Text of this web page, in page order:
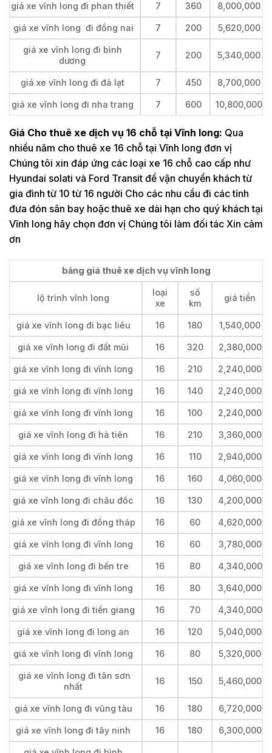
giá xe vĩnh long đi phan thiết 7 360 8,000,000
giá xe vĩnh long đi đồng nai 7 200 5,620,000
giá xe vĩnh long đi bình
dương
7 200 5,340,000
giá xe vĩnh long đi đà lạt 7 450 8,700,000
giá xe vĩnh long đi nha trang 7 600 10,800,000
Giá Cho thuê xe dịch vụ 16 chỗ tại Vĩnh long: Qua
nhiều năm cho thuê xe 16 chỗ tại Vĩnh long đơn vị
Chúng tôi xin đáp ứng các loại xe 16 chỗ cao cấp như
Hyundai solati và Ford Transit để vận chuyển khách từ
gia đình từ 10 từ 16 người Cho các nhu cầu đi các tỉnh
đưa đón sân bay hoặc thuê xe dài hạn cho quý khách tại
Vĩnh long hãy chọn đơn vị Chúng tôi làm đối tác Xin cảm
ơn
bảng giá thuê xe dịch vụ vĩnh long
lộ trình vĩnh long
loại
xe
số
km
giá tiền
giá xe vĩnh long đi bạc liêu 16 180 1,540,000
giá xe vĩnh long đi đất mũi 16 320 2,380,000
giá xe vĩnh long đi vĩnh long 16 210 2,240,000
giá xe vĩnh long đi vĩnh long 16 140 2,240,000
giá xe vĩnh long đi vĩnh long 16 100 2,240,000
giá xe vĩnh long đi hà tiên 16 210 3,360,000
giá xe vĩnh long đi vĩnh long 16 110 2,940,000
giá xe vĩnh long đi vĩnh long 16 160 4,060,000
giá xe vĩnh long đi châu đốc 16 130 4,200,000
giá xe vĩnh long đi đồng tháp 16 60 4,620,000
giá xe vĩnh long đi vĩnh long 16 60 3,780,000
giá xe vĩnh long đi bến tre 16 80 4,340,000
giá xe vĩnh long đi vĩnh long 16 80 3,640,000
giá xe vĩnh long đi tiền giang 16 70 4,340,000
giá xe vĩnh long đi long an 16 120 5,040,000
giá xe vĩnh long đi vĩnh long 16 80 5,320,000
giá xe vĩnh long đi tân sơn
nhất
16 150 5,460,000
giá xe vĩnh long đi vũng tàu 16 180 6,720,000
giá xe vĩnh long đi tây ninh 16 180 6,300,000